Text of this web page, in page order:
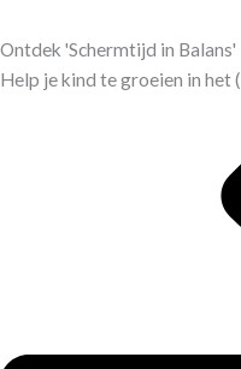
Ontdek 'Schermtijd in Balans'
Help je kind te groeien in het